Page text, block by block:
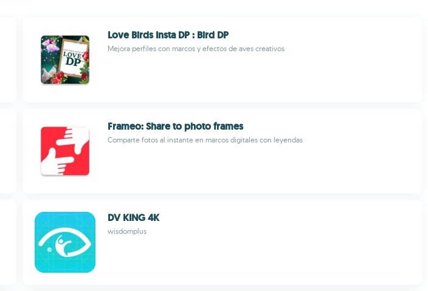
Love Birds Insta DP : Bird DP
Mejora perfiles con marcos y efectos de aves creativos
Frameo: Share to photo frames
Comparte fotos al instante en marcos digitales con leyendas
DV KING 4K
wisdomplus